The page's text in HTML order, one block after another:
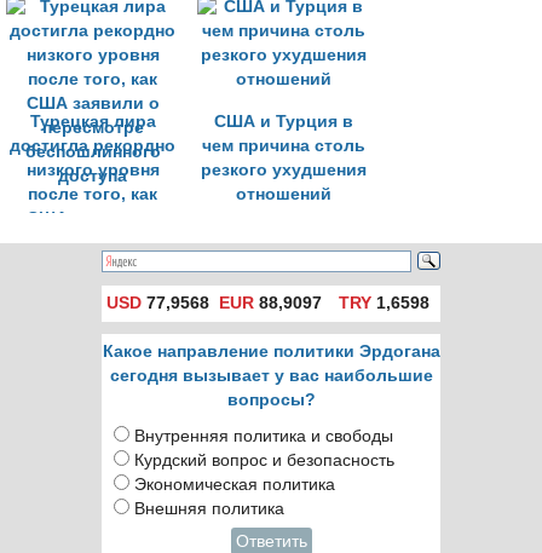
Турецкая лира
достигла рекордно
низкого уровня
после того, как
США заявили о
пересмотре
беспошлинного
доступа
США и Турция в
чем причина столь
резкого ухудшения
отношений
USD 77,9568 EUR 88,9097 TRY1,6598
Какое направление политики Эрдогана
сегодня вызывает у вас наибольшие
вопросы?
Внутренняя политика и свободы
Курдский вопрос и безопасность
Экономическая политика
Внешняя политика
Ответить